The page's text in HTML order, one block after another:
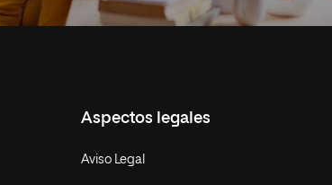
Aspectos legales
Aviso Legal